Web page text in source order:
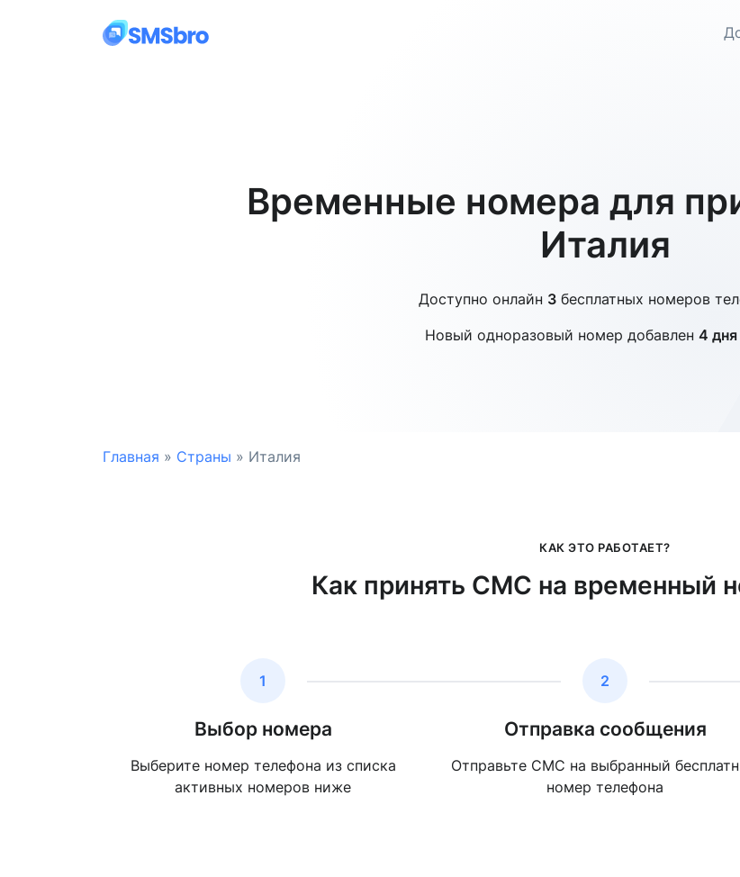
Временные номера для
Италия
Доступно онлайн 3 бесплатных номеров
Новый одноразовый номер добавлен 4 дня
Главная » Страны » Италия
КАК ЭТО РАБОТАЕТ?
Как принять СМС на временный
1
Выбор номера
Выберите номер телефона из списка
активных номеров ниже
2
Отправка сообщения
Отправьте СМС на выбранный
номер телефона